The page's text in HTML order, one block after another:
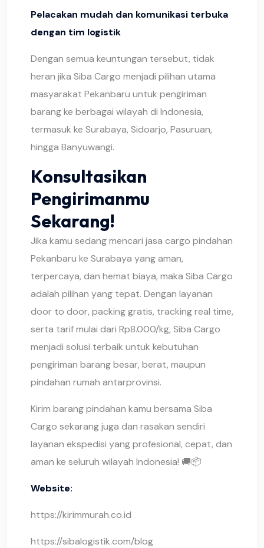
Pelacakan mudah dan komunikasi terbuka
dengan tim logistik
Dengan semua keuntungan tersebut, tidak
heran jika Siba Cargo menjadi pilihan utama
masyarakat Pekanbaru untuk pengiriman
barang ke berbagai wilayah di Indonesia,
termasuk ke Surabaya, Sidoarjo, Pasuruan,
hingga Banyuwangi.
Konsultasikan
Pengirimanmu
Sekarang!
Jika kamu sedang mencari jasa cargo pindahan
Pekanbaru ke Surabaya yang aman,
terpercaya, dan hemat biaya, maka Siba Cargo
adalah pilihan yang tepat. Dengan layanan
door to door, packing gratis, tracking real time,
serta tarif mulai dari Rp8.000/kg, Siba Cargo
menjadi solusi terbaik untuk kebutuhan
pengiriman barang besar, berat, maupun
pindahan rumah antarprovinsi.
Kirim barang pindahan kamu bersama Siba
Cargo sekarang juga dan rasakan sendiri
layanan ekspedisi yang profesional, cepat, dan
aman ke seluruh wilayah Indonesia! 🚚📦
Website:
https://kirimmurah.co.id
https://sibalogistik.com/blog